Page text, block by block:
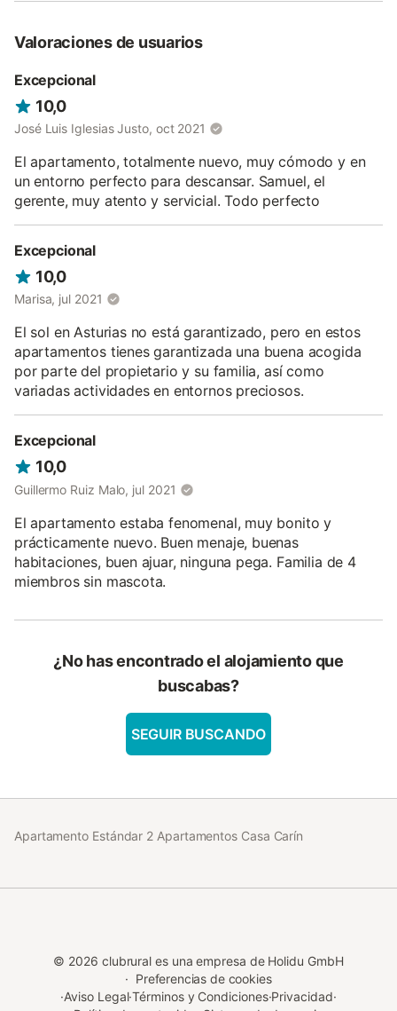
Valoraciones de usuarios
Excepcional
10,0
José Luis Iglesias Justo, oct 2021
El apartamento, totalmente nuevo, muy cómodo y en
un entorno perfecto para descansar. Samuel, el
gerente, muy atento y servicial. Todo perfecto
Excepcional
10,0
Marisa, jul 2021
El sol en Asturias no está garantizado, pero en estos
apartamentos tienes garantizada una buena acogida
por parte del propietario y su familia, así como
variadas actividades en entornos preciosos.
Excepcional
10,0
Guillermo Ruiz Malo, jul 2021
El apartamento estaba fenomenal, muy bonito y
prácticamente nuevo. Buen menaje, buenas
habitaciones, buen ajuar, ninguna pega. Familia de 4
miembros sin mascota.
¿No has encontrado el alojamiento que
buscabas?
SEGUIR BUSCANDO
Apartamento Estándar 2 Apartamentos Casa Carín
© 2026 clubrural es una empresa de Holidu GmbH
· Preferencias de cookies
·Aviso Legal·Términos y Condiciones·Privacidad·